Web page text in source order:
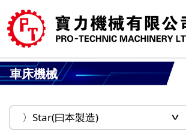
車床機械